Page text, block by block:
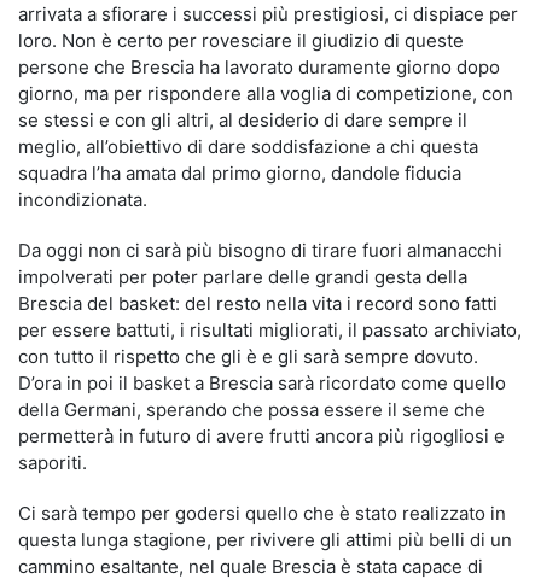
arrivata a sfiorare i successi più prestigiosi, ci dispiace per
loro. Non è certo per rovesciare il giudizio di queste
persone che Brescia ha lavorato duramente giorno dopo
giorno, ma per rispondere alla voglia di competizione, con
se stessi e con gli altri, al desiderio di dare sempre il
meglio, all’obiettivo di dare soddisfazione a chi questa
squadra l’ha amata dal primo giorno, dandole fiducia
incondizionata.
Da oggi non ci sarà più bisogno di tirare fuori almanacchi
impolverati per poter parlare delle grandi gesta della
Brescia del basket: del resto nella vita i record sono fatti
per essere battuti, i risultati migliorati, il passato archiviato,
con tutto il rispetto che gli è e gli sarà sempre dovuto.
D’ora in poi il basket a Brescia sarà ricordato come quello
della Germani, sperando che possa essere il seme che
permetterà in futuro di avere frutti ancora più rigogliosi e
saporiti.
Ci sarà tempo per godersi quello che è stato realizzato in
questa lunga stagione, per rivivere gli attimi più belli di un
cammino esaltante, nel quale Brescia è stata capace di